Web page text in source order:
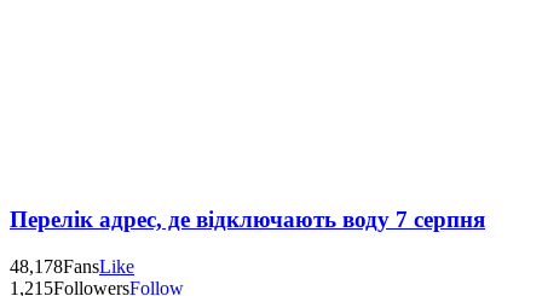
Перелік адрес, де відключають воду 7 серпня
48,178FansLike
1,215FollowersFollow